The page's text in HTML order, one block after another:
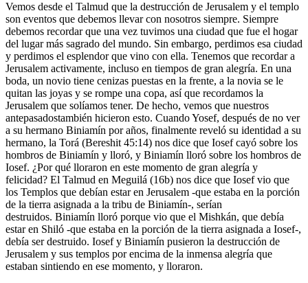
Vemos desde el Talmud que la destrucción de Jerusalem y el templo
son eventos que debemos llevar con nosotros siempre. Siempre
debemos recordar que una vez tuvimos una ciudad que fue el hogar
del lugar más sagrado del mundo. Sin embargo, perdimos esa ciudad
y perdimos el esplendor que vino con ella. Tenemos que recordar a
Jerusalem activamente, incluso en tiempos de gran alegría. En una
boda, un novio tiene cenizas puestas en la frente, a la novia se le
quitan las joyas y se rompe una copa, así que recordamos la
Jerusalem que solíamos tener. De hecho, vemos que nuestros
antepasados ​​también hicieron esto. Cuando Yosef, después de no ver
a su hermano Biniamín por años, finalmente reveló su identidad a su
hermano, la Torá (Bereshit 45:14) nos dice que Iosef cayó sobre los
hombros de Biniamín y lloró, y Biniamín lloró sobre los hombros de
Iosef. ¿Por qué lloraron en este momento de gran alegría y
felicidad? El Talmud en Meguilá (16b) nos dice que Iosef vio que
los Templos que debían estar en Jerusalem -que estaba en la porción
de la tierra asignada a la tribu de Biniamín-, serían
destruidos. Biniamín lloró porque vio que el Mishkán, que debía
estar en Shiló -que estaba en la porción de la tierra asignada a Iosef-,
debía ser destruido. Iosef y Biniamín pusieron la destrucción de
Jerusalem y sus templos por encima de la inmensa alegría que
estaban sintiendo en ese momento, y lloraron.